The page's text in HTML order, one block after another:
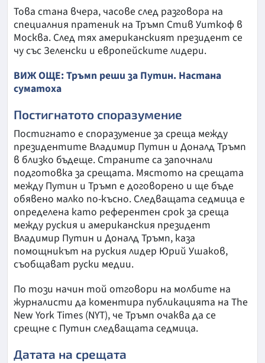
Това стана вчера, часове след разговора на
специалния пратеник на Тръмп Стив Уиткоф в
Москва. След тях американският президент се
чу със Зеленски и европейските лидери.
ВИЖ ОЩЕ: Тръмп реши за Путин. Настана
суматоха
Постигнатото споразумение
Постигнато е споразумение за среща между
президентите Владимир Путин и Доналд Тръмп
в близко бъдеще. Страните са започнали
подготовка за срещата. Мястото на срещата
между Путин и Тръмп е договорено и ще бъде
обявено малко по-късно. Следващата седмица е
определена като референтен срок за среща
между руския и американския президент
Владимир Путин и Доналд Тръмп, каза
помощникът на руския лидер Юрий Ушаков,
съобщават руски медии.
По този начин той отговори на молбите на
журналисти да коментира публикацията на The
New York Times (NYT), че Тръмп очаква да се
срещне с Путин следващата седмица.
Датата на срещата